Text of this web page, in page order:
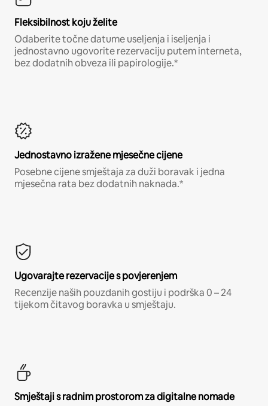
Fleksibilnost koju želite
Odaberite točne datume useljenja i iseljenja i
jednostavno ugovorite rezervaciju putem interneta,
bez dodatnih obveza ili papirologije.*
Jednostavno izražene mjesečne cijene
Posebne cijene smještaja za duži boravak i jedna
mjesečna rata bez dodatnih naknada.*
Ugovarajte rezervacije s povjerenjem
Recenzije naših pouzdanih gostiju i podrška 0 – 24
tijekom čitavog boravka u smještaju.
Smještaji s radnim prostorom za digitalne nomade